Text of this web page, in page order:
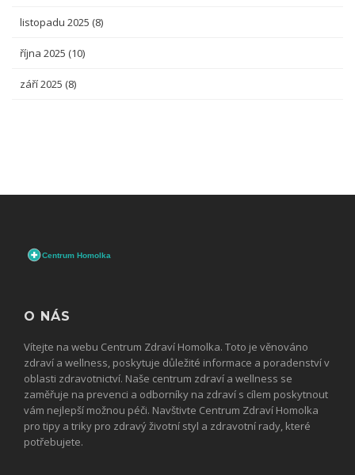
listopadu 2025 (8)
října 2025 (10)
září 2025 (8)
O NÁS
Vítejte na webu Centrum Zdraví Homolka. Toto je věnováno
zdraví a wellness, poskytuje důležité informace a poradenství v
oblasti zdravotnictví. Naše centrum zdraví a wellness se
zaměřuje na prevenci a odborníky na zdraví s cílem poskytnout
vám nejlepší možnou péči. Navštivte Centrum Zdraví Homolka
pro tipy a triky pro zdravý životní styl a zdravotní rady, které
potřebujete.